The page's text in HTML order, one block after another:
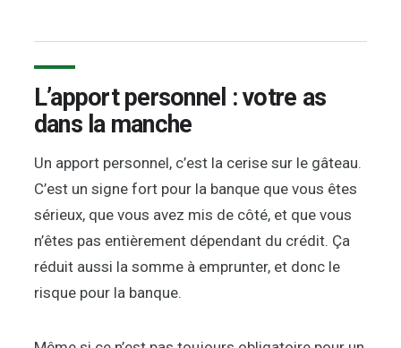
L’apport personnel : votre as
dans la manche
Un apport personnel, c’est la cerise sur le gâteau.
C’est un signe fort pour la banque que vous êtes
sérieux, que vous avez mis de côté, et que vous
n’êtes pas entièrement dépendant du crédit. Ça
réduit aussi la somme à emprunter, et donc le
risque pour la banque.